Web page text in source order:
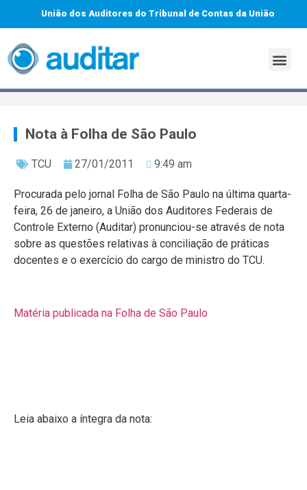
União dos Auditores do Tribunal de Contas da União
Nota à Folha de São Paulo
TCU 27/01/2011 9:49 am
Procurada pelo jornal Folha de São Paulo na última quarta-
feira, 26 de janeiro, a União dos Auditores Federais de
Controle Externo (Auditar) pronunciou-se através de nota
sobre as questões relativas à conciliação de práticas
docentes e o exercício do cargo de ministro do TCU.
Matéria publicada na Folha de São Paulo
Leia abaixo a íntegra da nota: